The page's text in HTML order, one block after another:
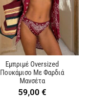
Εμπριμέ Oversized
Πουκάμισο Με Φαρδιά
Μανσέτα
59,00 €